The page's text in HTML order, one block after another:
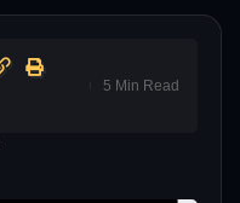
5 Min Read